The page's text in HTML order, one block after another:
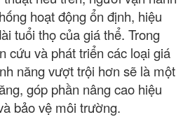
hoạt động ổn định, hiệu
tuổi thọ của giá thể. Trong
cứu và phát triển các loại giá
năng vượt trội hơn sẽ là một
góp phần nâng cao hiệu
bảo vệ môi trường.